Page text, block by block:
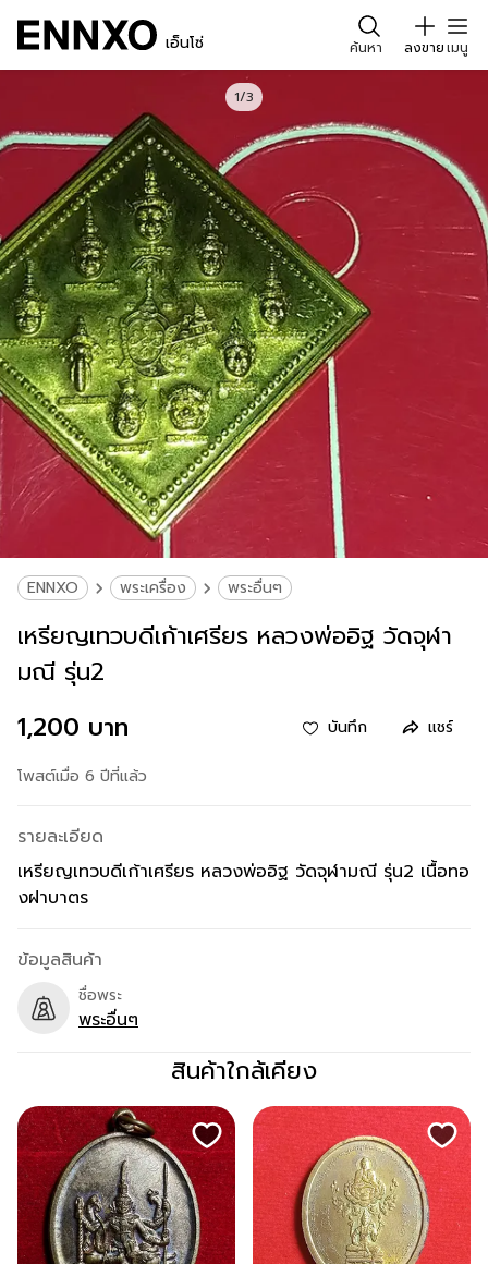
เอ็นโซ่ ค้นหา ลงขายเมนู
1/3
ENNXO พระเครื่อง พระอื่นๆ
เหรียญเทวบดีเก้าเศรียร หลวงพ่ออิฐ วัดจุฬา
มณี รุ่น2
1,200 บาท
บันทึก แชร์
โพสต์เมื่อ 6 ปีที่แล้ว
รายละเอียด
เหรียญเทวบดีเก้าเศรียร หลวงพ่ออิฐ วัดจุฬามณี รุ่น2 เนื้อทอ
งฝาบาตร
ข้อมูลสินค้า
ชื่อพระ
พระอื่นๆ
สินค้าใกล้เคียง